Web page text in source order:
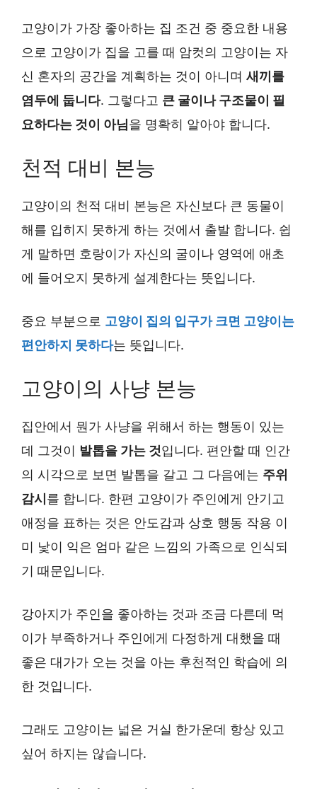
고양이가 가장 좋아하는 집 조건 중 중요한 내용
으로 고양이가 집을 고를 때 암컷의 고양이는 자
신 혼자의 공간을 계획하는 것이 아니며 새끼를
염두에 둡니다. 그렇다고 큰 굴이나 구조물이 필
요하다는 것이 아님 을 명확히 알아야 합니다.
천적 대비 본능
고양이의 천적 대비 본능은 자신보다 큰 동물이
해를 입히지 못하게 하는 것에서 출발 합니다. 쉽
게 말하면 호랑이가 자신의 굴이나 영역에 애초
에 들어오지 못하게 설계한다는 뜻입니다.
중요 부분으로 고양이 집의 입구가 크면 고양이는
편안하지 못하다는 뜻입니다.
고양이의 사냥 본능
집안에서 뭔가 사냥을 위해서 하는 행동이 있는
데 그것이 발톱을 가는 것입니다. 편안할 때 인간
의 시각으로 보면 발톱을 갈고 그 다음에는 주위
감시 를 합니다. 한편 고양이가 주인에게 안기고
애정을 표하는 것은 안도감과 상호 행동 작용 이
미 낯이 익은 엄마 같은 느낌의 가족으로 인식되
기 때문입니다.
강아지가 주인을 좋아하는 것과 조금 다른데 먹
이가 부족하거나 주인에게 다정하게 대했을 때
좋은 대가가 오는 것을 아는 후천적인 학습에 의
한 것입니다.
그래도 고양이는 넓은 거실 한가운데 항상 있고
싶어 하지는 않습니다.